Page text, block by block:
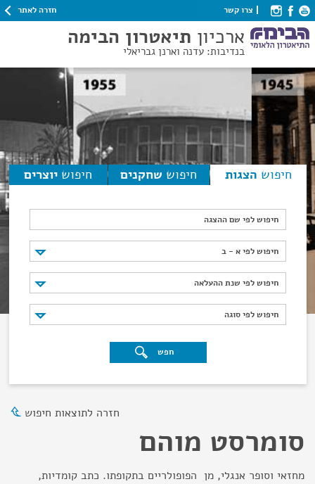
צרו קשר חזרה לאתר
ארכיון תיאטרון הבימה
בנדיבות: עדנה וארנן גבריאלי
חיפוש הצגות חיפוש שחקנים חיפוש יוצרים
חיפוש לפי שם ההצגה
חיפוש לפי א - ב
חיפוש לפי א - ב
חיפוש לפי שנת ההעלאה
חיפוש לפי שנת ההעלאה
חיפוש לפי סוגה
חיפוש לפי סוגה
חפש
חזרה לתוצאות חיפוש
סומרסט מוהם
מחזאי וסופר אנגלי, מן הפופולריים בתקופתו. כתב קומדיות,